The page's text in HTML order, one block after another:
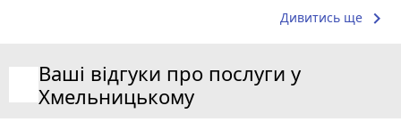
Дивитись ще keyboard_arrow_right
Ваші відгуки про послуги у
Хмельницькому